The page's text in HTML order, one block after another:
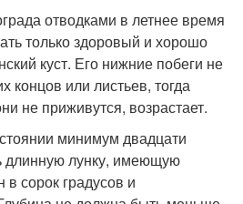
отводками в летнее время
только здоровый и хорошо
куст. Его нижние побеги не
концов или листьев, тогда
не приживутся, возрастает.
минимум двадцати
длинную лунку, имеющую
в сорок градусов и